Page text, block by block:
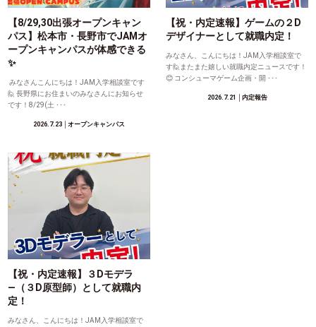
【8/29,30出張オープンキャン
パス】松本市・長野市でJAMオ
ープンキャンパスが体感できる
✨
みなさんこんにちは！JAM入学相談室です
🙋 長野県にお住まいのみなさんにお知らせ
です！8/29(土 ･･･
2026.7.23 │オープンキャンパス
【祝・内定速報】ゲームの２D
デザイナーとして就職内定！
みなさん、こんにちは！JAM入学相談室で
す🙋またまた嬉しい就職内定ニュースです！
😊 コンシューマゲーム企画・開 ･･･
2026.7.21 │内定報告
【祝・内定速報】３Dモデラ
―（３D原型師）として就職内
定！
みなさん、こんにちは！JAM入学相談室で